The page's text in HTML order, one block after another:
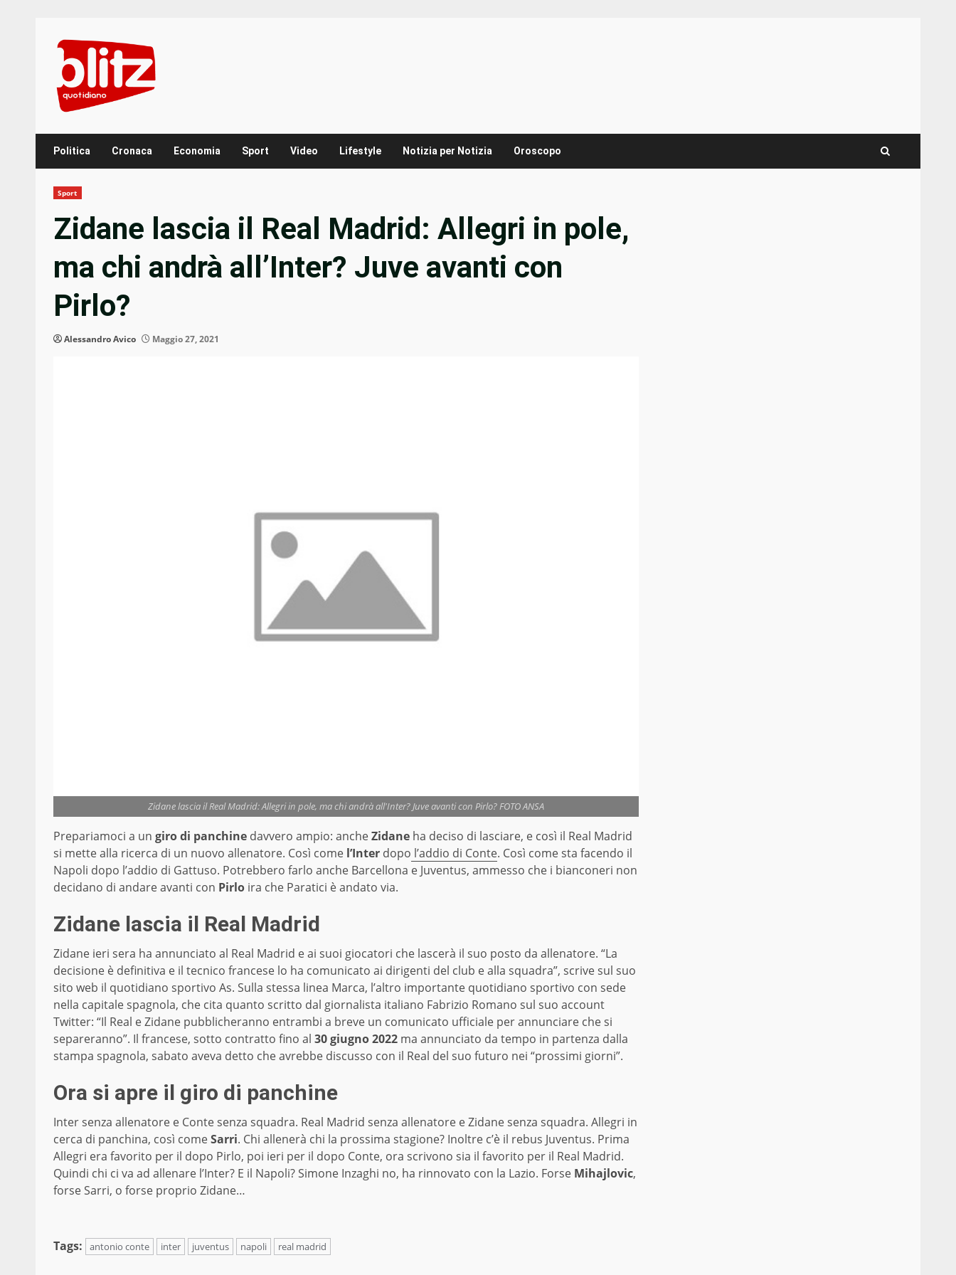
content
Politica Cronaca Economia Sport Video Lifestyle Notizia per Notizia Oroscopo
Sport
Zidane lascia il Real Madrid: Allegri in pole,
ma chi andrà all’Inter? Juve avanti con
Pirlo?
Alessandro Avico Maggio 27, 2021
Zidane lascia il Real Madrid: Allegri in pole, ma chi andrà all'Inter? Juve avanti con Pirlo? FOTO ANSA
Prepariamoci a un giro di panchine davvero ampio: ancheZidane ha deciso di lasciare, e così il Real Madrid
si mette alla ricerca di un nuovo allenatore. Così come l’Inter dopo l’addio di Conte. Così come sta facendo il
Napoli dopo l’addio di Gattuso. Potrebbero farlo anche Barcellona e Juventus, ammesso che i bianconeri non
decidano di andare avanti con Pirlo ira che Paratici è andato via.
Zidane lascia il Real Madrid
Zidane ieri sera ha annunciato al Real Madrid e ai suoi giocatori che lascerà il suo posto da allenatore. “La
decisione è definitiva e il tecnico francese lo ha comunicato ai dirigenti del club e alla squadra”, scrive sul suo
sito web il quotidiano sportivo As. Sulla stessa linea Marca, l’altro importante quotidiano sportivo con sede
nella capitale spagnola, che cita quanto scritto dal giornalista italiano Fabrizio Romano sul suo account
Twitter: “Il Real e Zidane pubblicheranno entrambi a breve un comunicato ufficiale per annunciare che si
separeranno”. Il francese, sotto contratto fino al 30 giugno 2022 ma annunciato da tempo in partenza dalla
stampa spagnola, sabato aveva detto che avrebbe discusso con il Real del suo futuro nei “prossimi giorni”.
Ora si apre il giro di panchine
Inter senza allenatore e Conte senza squadra. Real Madrid senza allenatore e Zidane senza squadra. Allegri in
cerca di panchina, così comeSarri. Chi allenerà chi la prossima stagione? Inoltre c’è il rebus Juventus. Prima
Allegri era favorito per il dopo Pirlo, poi ieri per il dopo Conte, ora scrivono sia il favorito per il Real Madrid.
Quindi chi ci va ad allenare l’Inter? E il Napoli? Simone Inzaghi no, ha rinnovato con la Lazio. Forse Mihajlovic,
forse Sarri, o forse proprio Zidane…
Tags: antonio conte inter juventus napoli real madrid